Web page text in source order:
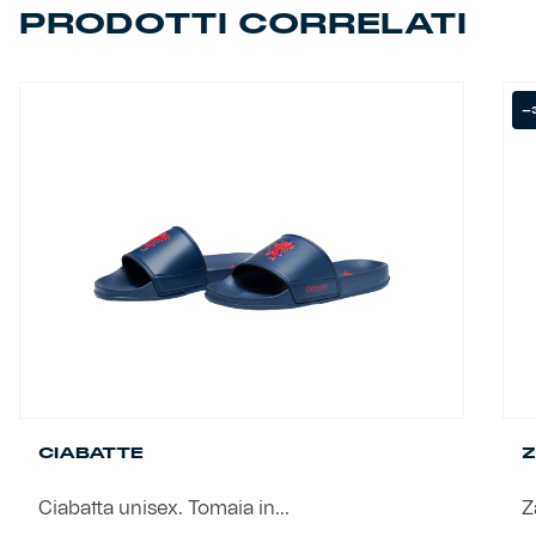
Fortissimo batte il mio cuor
PRODOTTI CORRELATI
-
CIABATTE
Ciabatta unisex. Tomaia in...